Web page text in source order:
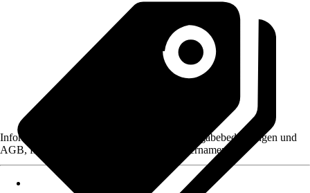
Informationen des Verkäufers, wie z. B. Rückgabebedingungen und
AGB, finden Sie bei Klick auf den Verkäufernamen.